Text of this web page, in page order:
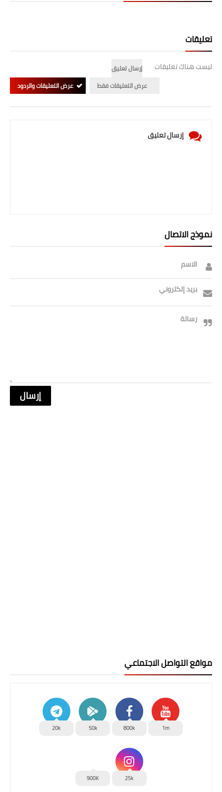
تعليقات
ليست هناك تعليقات
إرسال تعليق
عرض التعليقات فقط
عرض التعليقات والردود
إرسال تعليق
نموذج الاتصال
الاسم
بريد إلكتروني
رسالة
مواقع التواصل الاجتماعي
1m
800k
50k
20k
25k
900K